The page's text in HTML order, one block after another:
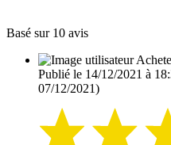
Basé sur 10 avis
Publié le 14/12/2021 à
07/12/2021)